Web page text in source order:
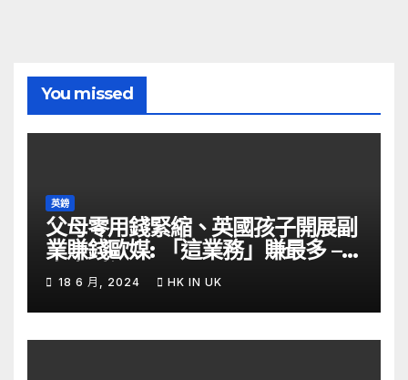
You missed
英鎊
父母零用錢緊縮、英國孩子開展副
業賺錢歐媒: 「這業務」賺最多 –
自由財經
18 6 月, 2024 HK IN UK